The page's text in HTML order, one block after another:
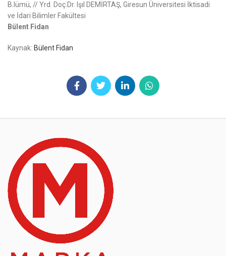
B.lümü, // Yrd. Doç.Dr. Işıl DEMİRTAŞ, Giresun Üniversitesi İktisadi
ve İdari Bilimler Fakültesi
Bülent Fidan
Kaynak: Bülent Fidan